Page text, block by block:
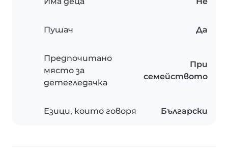
Пушач Да
Предпочитано
място за
детегледачка
При
семейството
Езици, които говоря Български